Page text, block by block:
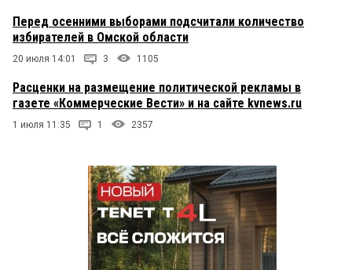
Перед осенними выборами подсчитали количество
избирателей в Омской области
20 июля 14:01 3 1105
Расценки на размещение политической рекламы в
газете «Коммерческие Вести» и на сайте kvnews.ru
1 июля 11:35 1 2357